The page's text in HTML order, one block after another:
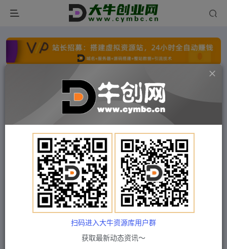
点击开通分站+ 每日收入300+
文字广告火爆招租 文字广告火爆招租
文字广告火爆招租
文字广告火爆招租 文字广告火爆招租
付费项目 冒泡网 正文
那个腾直播操盘，直播带货操盘篇章详解课程教程
Train03
关注
扫码进入大牛资源库用户群
获取最新动态资讯～